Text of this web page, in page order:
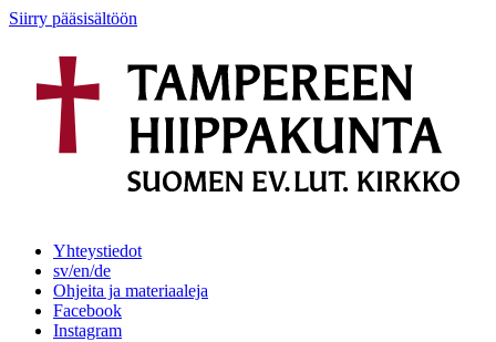
Siirry pääsisältöön
Yhteystiedot
sv/en/de
Ohjeita ja materiaaleja
Facebook
Instagram